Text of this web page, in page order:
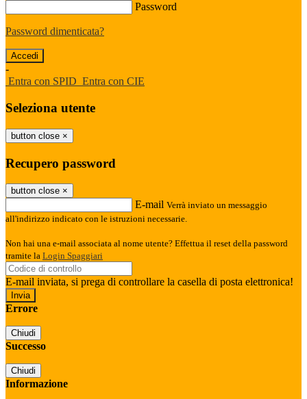
Password
Password dimenticata?
-
Entra con SPID Entra con CIE
Seleziona utente
button close ×
Recupero password
button close ×
E-mail Verrà inviato un messaggio
all'indirizzo indicato con le istruzioni necessarie.
Non hai una e-mail associata al nome utente? Effettua il reset della password
tramite la Login Spaggiari
E-mail inviata, si prega di controllare la casella di posta elettronica!
Errore
Chiudi
Successo
Chiudi
Informazione